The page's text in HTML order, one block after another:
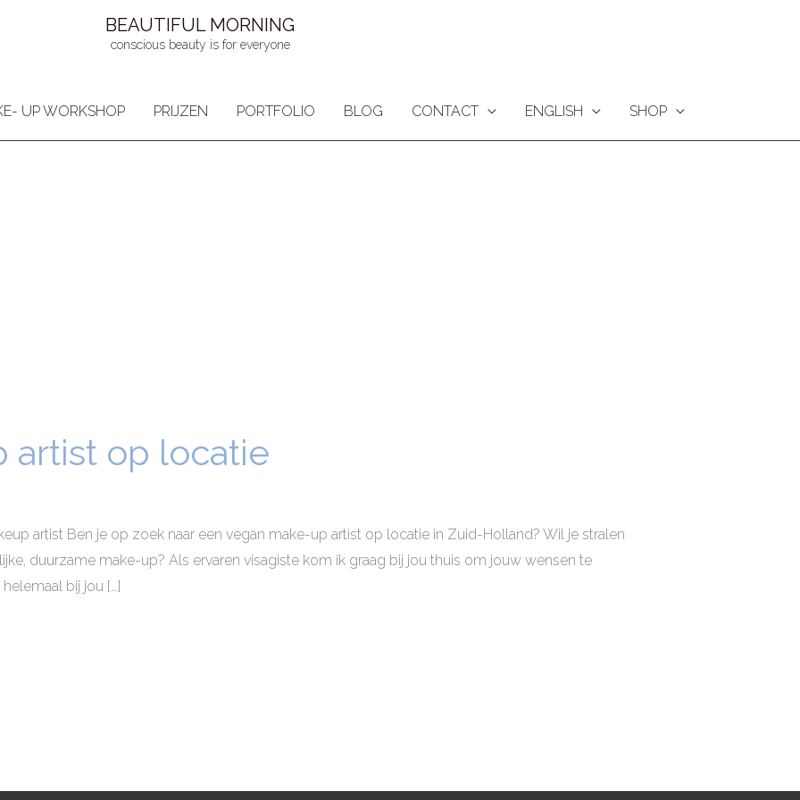
BEAUTIFUL MORNING
conscious beauty is for everyone
UP WORKSHOP PRIJZEN PORTFOLIO BLOG CONTACT ENGLISH SHOP
artist op locatie
artist Ben je op zoek naar een vegan make-up artist op locatie in Zuid-Holland? Wil je stralen
duurzame make-up? Als ervaren visagiste kom ik graag bij jou thuis om jouw wensen te
bij jou […]